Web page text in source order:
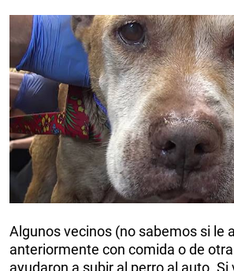
Algunos vecinos (no sabemos si le
anteriormente con comida o de
ayudaron a subir al perro al auto. Si